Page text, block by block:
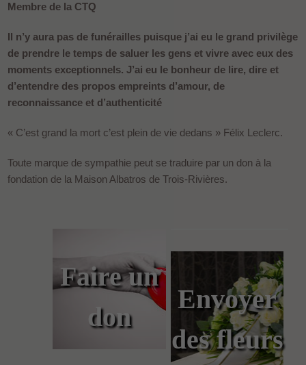
Membre de la CTQ
Il n’y aura pas de funérailles puisque j’ai eu le grand privilège
de prendre le temps de saluer les gens et vivre avec eux des
moments exceptionnels. J’ai eu le bonheur de lire, dire et
d’entendre des propos empreints d’amour, de
reconnaissance et d’authenticité
« C’est grand la mort c’est plein de vie dedans » Félix Leclerc.
Toute marque de sympathie peut se traduire par un don à la
fondation de la Maison Albatros de Trois-Rivières.
Faire un
don
Envoyer
des fleurs